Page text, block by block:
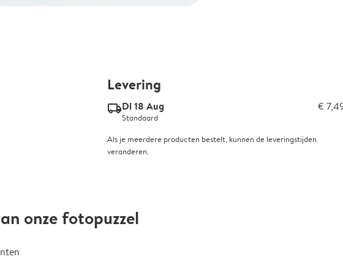
Levering
delivery_standard_v2Di 18 Aug €
Standaard
Als je meerdere producten bestelt, kunnen de leveringstijden
veranderen.
onze fotopuzzel